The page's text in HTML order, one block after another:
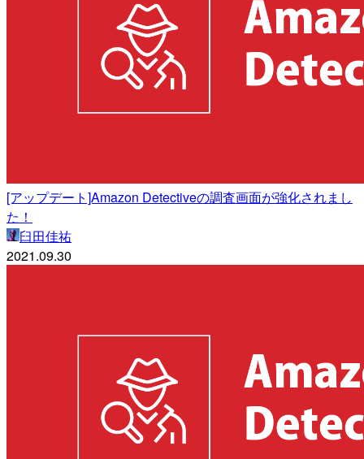
[アップデート]Amazon Detectiveの調査画面が強化されまし
た！
臼田佳祐
2021.09.30